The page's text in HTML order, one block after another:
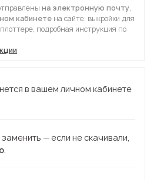
на электронную почту,
кабинете на сайте: выкройки для
подробная инструкция по
в вашем личном кабинете
— если не скачивали,
.